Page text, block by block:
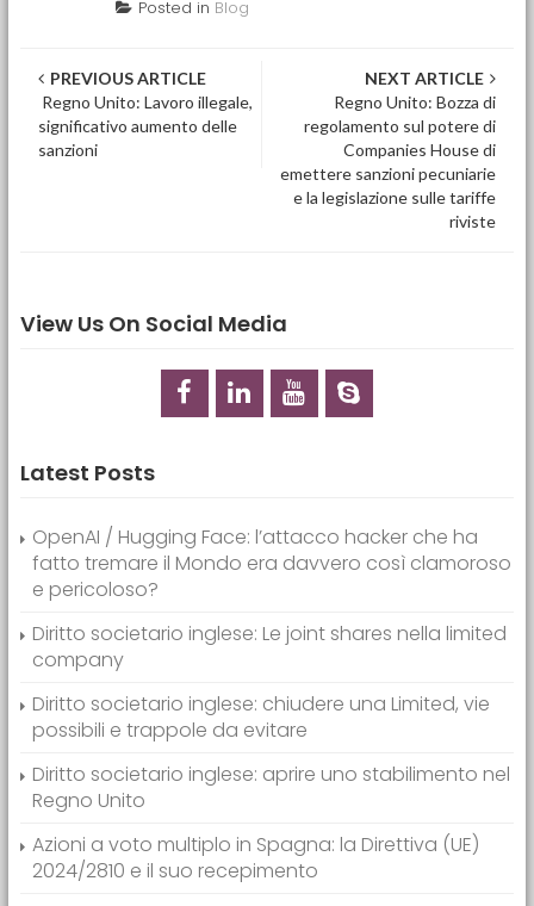
Posted in Blog
Post navigation
PREVIOUS ARTICLE
Regno Unito: Lavoro illegale,
significativo aumento delle
sanzioni
NEXT ARTICLE
Regno Unito: Bozza di
regolamento sul potere di
Companies House di
emettere sanzioni pecuniarie
e la legislazione sulle tariffe
riviste
View Us On Social Media
Latest Posts
OpenAI / Hugging Face: l’attacco hacker che ha
fatto tremare il Mondo era davvero così clamoroso
e pericoloso?
Diritto societario inglese: Le joint shares nella limited
company
Diritto societario inglese: chiudere una Limited, vie
possibili e trappole da evitare
Diritto societario inglese: aprire uno stabilimento nel
Regno Unito
Azioni a voto multiplo in Spagna: la Direttiva (UE)
2024/2810 e il suo recepimento